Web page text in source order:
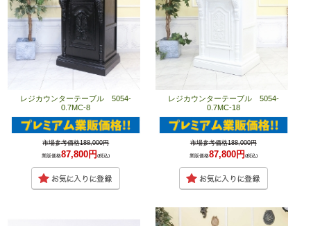
レジカウンターテーブル 5054-
0.7MC-8
市場参考価格188,000円
業販価格87,800円(税込)
レジカウンターテーブル 5054-
0.7MC-18
市場参考価格188,000円
業販価格87,800円 (税込)